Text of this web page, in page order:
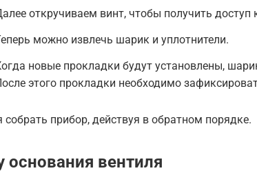
откручиваем винт, чтобы получить доступ
можно извлечь шарик и уплотнители.
новые прокладки будут установлены,
этого прокладки необходимо
собрать прибор, действуя в обратном порядке.
основания вентиля